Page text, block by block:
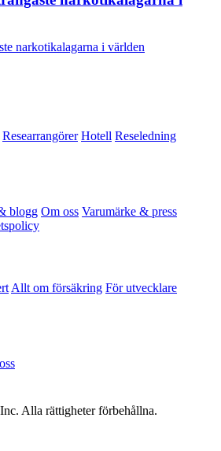
narkotikalagarna i världen
Researrangörer Hotell Reseledning
blogg Om oss Varumärke & press
Allt om försäkring För utvecklare
Alla rättigheter förbehållna.